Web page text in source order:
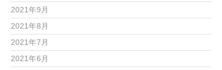
2021年9月
2021年8月
2021年7月
2021年6月